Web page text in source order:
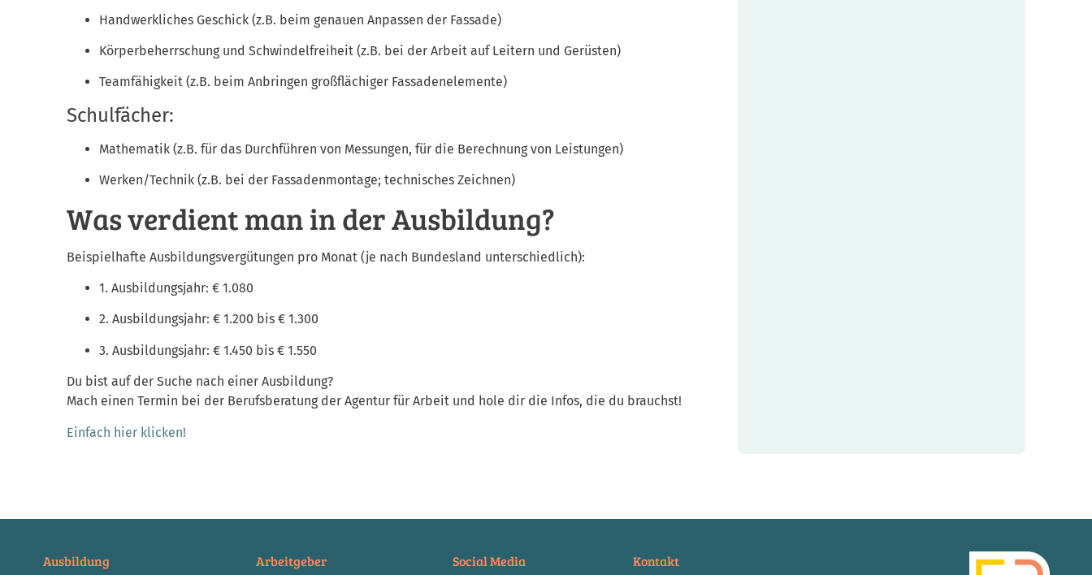
Handwerkliches Geschick (z.B. beim genauen Anpassen der Fassade)
Körperbeherrschung und Schwindelfreiheit (z.B. bei der Arbeit auf Leitern und Gerüsten)
Teamfähigkeit (z.B. beim Anbringen großflächiger Fassadenelemente)
Schulfächer:
Mathematik (z.B. für das Durchführen von Messungen, für die Berechnung von Leistungen)
Werken/Technik (z.B. bei der Fassadenmontage; technisches Zeichnen)
Was verdient man in der Ausbildung?
Beispielhafte Ausbildungsvergütungen pro Monat (je nach Bundesland unterschiedlich):
1. Ausbildungsjahr: € 1.080
2. Ausbildungsjahr: € 1.200 bis € 1.300
3. Ausbildungsjahr: € 1.450 bis € 1.550
Du bist auf der Suche nach einer Ausbildung?
Mach einen Termin bei der Berufsberatung der Agentur für Arbeit und hole dir die Infos, die du brauchst!
Einfach hier klicken!
Ausbildung Arbeitgeber Social Media Kontakt